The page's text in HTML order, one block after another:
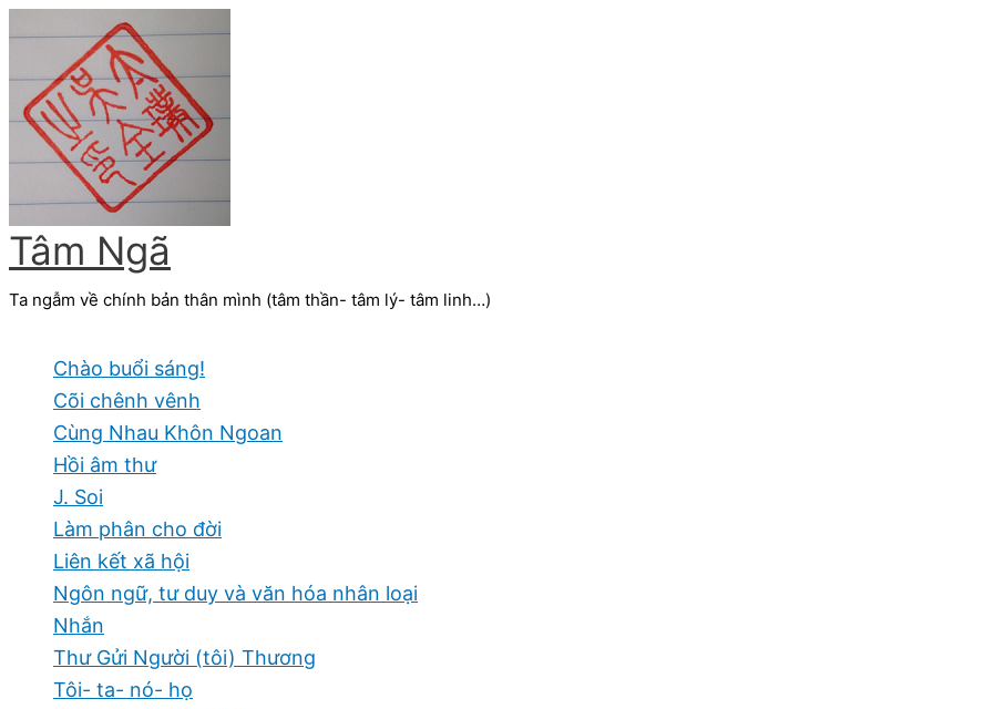
content
Tâm Ngã
Ta ngẫm về chính bản thân mình (tâm thần- tâm lý- tâm linh…)
Chào buổi sáng!
Cõi chênh vênh
Cùng Nhau Khôn Ngoan
Hồi âm thư
J. Soi
Làm phân cho đời
Liên kết xã hội
Ngôn ngữ, tư duy và văn hóa nhân loại
Nhắn
Thư Gửi Người (tôi) Thương
Tôi- ta- nó- họ